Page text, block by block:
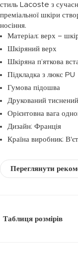
стиль Lacoste з
преміальної шкіри
носіння.
Матеріал: верх –
Шкіряний верх
Шкіряна п’яткова
Підкладка з люкс PU
Гумова підошва
Друкований
Орієнтовна вага
Дизайн: Франція
Країна виробник:
Переглянути
Таблиця розмірів